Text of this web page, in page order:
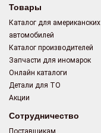
Товары
Каталог для американских
автомобилей
Каталог производителей
Запчасти для иномарок
Онлайн каталоги
Детали для ТО
Акции
Сотрудничество
Поставщикам